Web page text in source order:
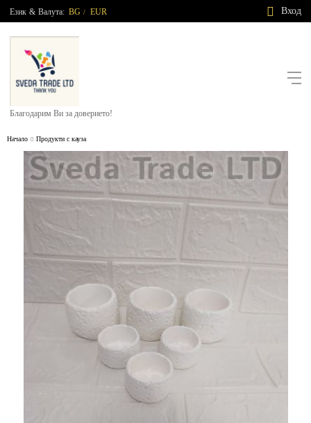
Език & Валута: BG / EUR Вход
Благодарим Ви за доверието!
Начало Продукти с кауза